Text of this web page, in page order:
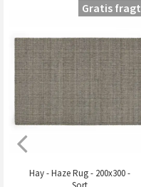
Hay - Haze Rug - 200x300 -
Gratis fragt